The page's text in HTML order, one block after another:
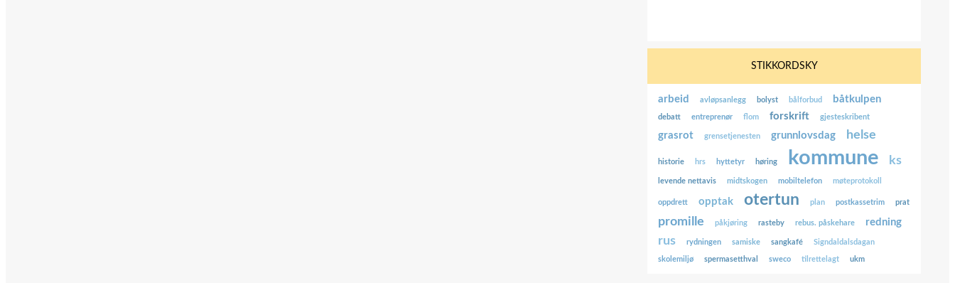
STIKKORDSKY
arbeid avløpsanlegg bolyst bålforbud båtkulpen
debatt entreprenør flom forskrift gjesteskribent
grasrot grensetjenesten grunnlovsdag helse
historie hrs hyttetyr høring kommune ks
levende nettavis midtskogen mobiltelefon møteprotokoll
oppdrett opptak otertun plan postkassetrim prat
promille påkjøring rasteby rebus. påskehare redning
rus rydningen samiske sangkafé Signdaldalsdagan
skolemiljø spermasetthval sweco tilrettelagt ukm